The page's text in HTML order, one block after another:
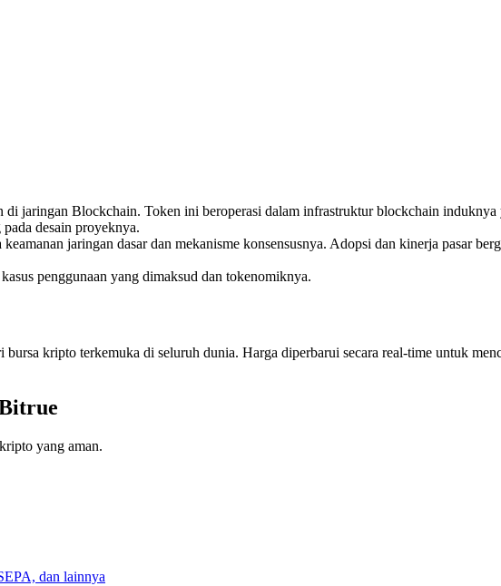
jaringan Blockchain. Token ini beroperasi dalam infrastruktur blockchain induknya
desain proyeknya.
jaringan dasar dan mekanisme konsensusnya. Adopsi dan kinerja pasar
penggunaan yang dimaksud dan tokenomiknya.
kripto terkemuka di seluruh dunia. Harga diperbarui secara real-time untuk
yang aman.
dan lainnya